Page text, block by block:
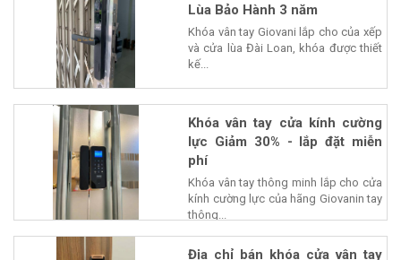
Lùa Bảo Hành 3 năm
Khóa vân tay Giovani lắp cho của xếp
và cửa lùa Đài Loan, khóa được thiết
kế...
Khóa vân tay cửa kính cường
lực Giảm 30% - lắp đặt miễn
phí
Khóa vân tay thông minh lắp cho cửa
kính cường lực của hãng Giovanin tay
thông...
Địa chỉ bán khóa cửa vân tay